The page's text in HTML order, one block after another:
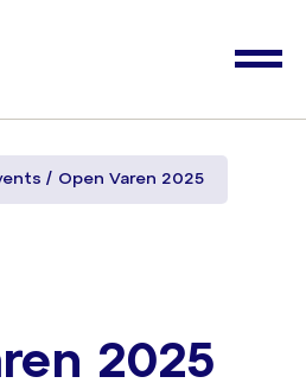
Open Varen 2025
2025